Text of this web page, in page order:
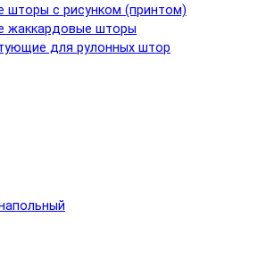
шторы с рисунком (принтом)
жаккардовые шторы
для рулонных штор